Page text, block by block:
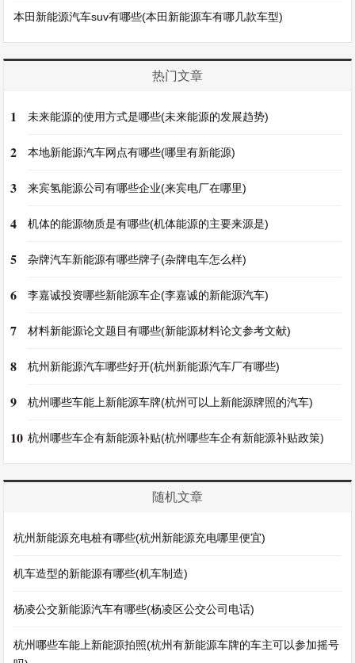
本田新能源汽车suv有哪些(本田新能源车有哪几款车型)
热门文章
1 未来能源的使用方式是哪些(未来能源的发展趋势)
2 本地新能源汽车网点有哪些(哪里有新能源)
3 来宾氢能源公司有哪些企业(来宾电厂在哪里)
4 机体的能源物质是有哪些(机体能源的主要来源是)
5 杂牌汽车新能源有哪些牌子(杂牌电车怎么样)
6 李嘉诚投资哪些新能源车企(李嘉诚的新能源汽车)
7 材料新能源论文题目有哪些(新能源材料论文参考文献)
8 杭州新能源汽车哪些好开(杭州新能源汽车厂有哪些)
9 杭州哪些车能上新能源车牌(杭州可以上新能源牌照的汽车)
10 杭州哪些车企有新能源补贴(杭州哪些车企有新能源补贴政策)
随机文章
杭州新能源充电桩有哪些(杭州新能源充电哪里便宜)
机车造型的新能源有哪些(机车制造)
杨凌公交新能源汽车有哪些(杨凌区公交公司电话)
杭州哪些车能上新能源拍照(杭州有新能源车牌的车主可以参加摇号